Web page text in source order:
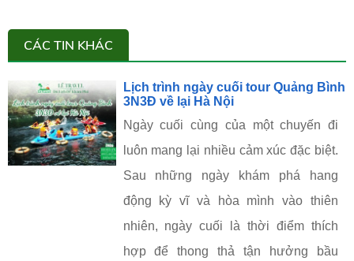
CÁC TIN KHÁC
Lịch trình ngày cuối tour Quảng Bình
3N3Đ về lại Hà Nội
Ngày cuối cùng của một chuyến đi
luôn mang lại nhiều cảm xúc đặc biệt.
Sau những ngày khám phá hang
động kỳ vĩ và hòa mình vào thiên
nhiên, ngày cuối là thời điểm thích
hợp để thong thả tận hưởng bầu